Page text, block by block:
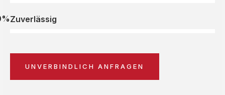
Zuverlässig
UNVERBINDLICH ANFRAGEN